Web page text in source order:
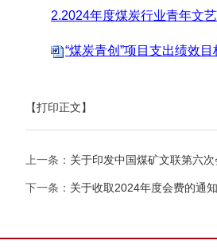
2.2024年度煤炭行业青年文
“煤炭青创”项⽬⽀出绩效
【打印正文】
上一条： 关于印发中国煤矿文联第六
下一条： 关于收取2024年度会费的通知